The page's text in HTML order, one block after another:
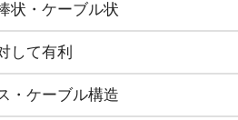
状・ケーブル状
して有利
・ケーブル構造